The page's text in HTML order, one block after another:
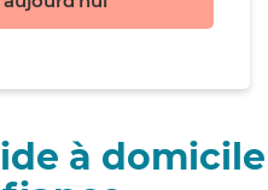
à domicile